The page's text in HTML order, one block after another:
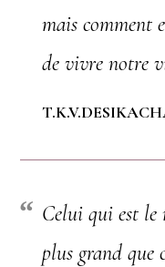
mais comment
de vivre notre
Celui qui est le
plus grand